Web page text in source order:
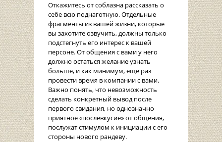
Откажитесь от соблазна рассказать о
себе всю поднаготную. Отдельные
фрагменты из вашей жизни, которые
вы захотите озвучить, должны только
подстегнуть его интерес к вашей
персоне. От общения с вами у него
должно остаться желание узнать
больше, и как минимум, еще раз
провести время в компании с вами.
Важно понять, что невозможность
сделать конкретный вывод после
первого свидания, но однозначно
приятное «послевкусие» от общения,
послужат стимулом к инициации с его
стороны нового рандеву.